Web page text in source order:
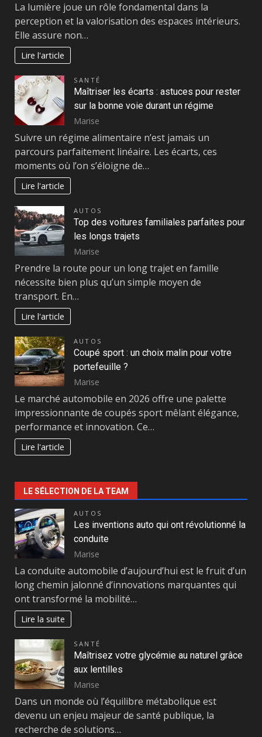
La lumière joue un rôle fondamental dans la
perception et la valorisation des espaces intérieurs.
Elle assure non…
Lire l'article
SANTÉ
Maîtriser les écarts : astuces pour rester
sur la bonne voie durant un régime
Marise
Suivre un régime alimentaire n’est jamais un
parcours parfaitement linéaire. Les écarts, ces
moments où l’on s’éloigne de…
Lire l'article
AUTOS
Top des voitures familiales parfaites pour
les longs trajets
Marise
Prendre la route pour un long trajet en famille
nécessite bien plus qu’un simple moyen de
transport. En…
Lire l'article
AUTOS
Coupé sport : un choix malin pour votre
portefeuille ?
Marise
Le marché automobile en 2026 offre une palette
impressionnante de coupés sport mêlant élégance,
performance et innovation. Ce…
Lire l'article
LE SÉLECTION DE LA TEAM
AUTOS
Les inventions auto qui ont révolutionné la
conduite
Marise
La conduite automobile d’aujourd’hui est le fruit d’un
long chemin jalonné d’innovations marquantes qui
ont transformé la mobilité…
Lire la suite
SANTÉ
Maîtrisez votre glycémie au naturel grâce
aux lentilles
Marise
Dans un monde où l’équilibre métabolique est
devenu un enjeu majeur de santé publique, la
recherche de solutions…